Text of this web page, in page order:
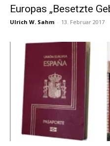
Europas „Besetzte
Ulrich W. Sahm - 13. Februar 2017